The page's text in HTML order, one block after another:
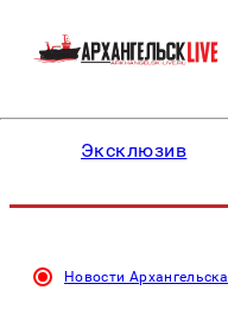
Эксклюзив
Новости Архангельска